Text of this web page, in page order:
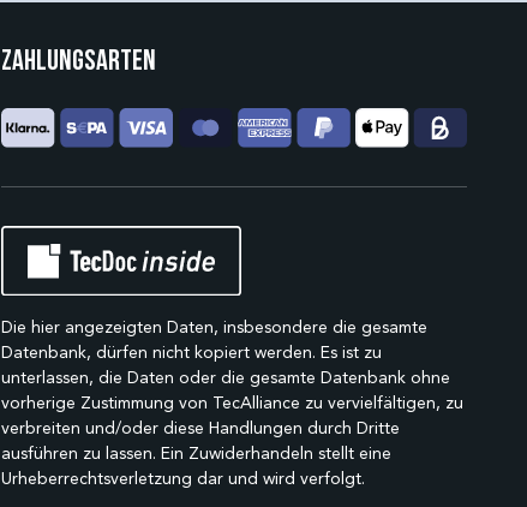
Zahlungsarten
Die hier angezeigten Daten, insbesondere die gesamte
Datenbank, dürfen nicht kopiert werden. Es ist zu
unterlassen, die Daten oder die gesamte Datenbank ohne
vorherige Zustimmung von TecAlliance zu vervielfältigen, zu
verbreiten und/oder diese Handlungen durch Dritte
ausführen zu lassen. Ein Zuwiderhandeln stellt eine
Urheberrechtsverletzung dar und wird verfolgt.